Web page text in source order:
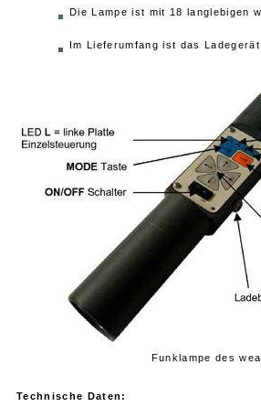
Die Lampe ist mit 18 langlebigen
Im Lieferumfang ist das
Funklampe des
Technische Daten: